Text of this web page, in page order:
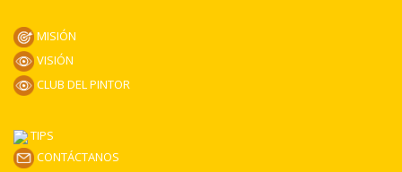
MISIÓN
VISIÓN
CLUB DEL PINTOR
TIPS
CONTÁCTANOS